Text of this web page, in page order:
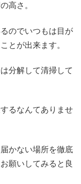
高さ。
のでいつもは目が
とが出来ます。
分解して清掃して
るなんてありませ
かない場所を徹底
願いしてみると良